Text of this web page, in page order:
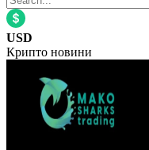
USD
Крипто новини